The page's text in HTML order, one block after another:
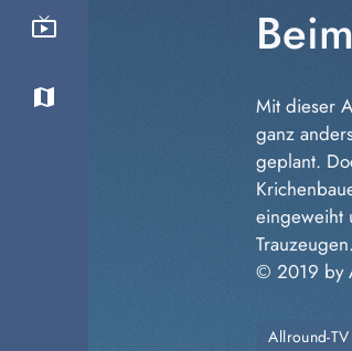
Mit dieser
ganz
geplant.
eingeweiht
Trauzeugen.
© 2019 by
Allround-TV